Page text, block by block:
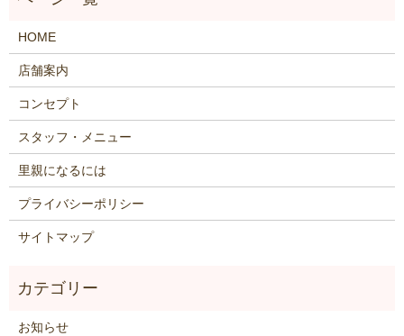
HOME
店舗案内
コンセプト
スタッフ・メニュー
里親になるには
プライバシーポリシー
サイトマップ
お知らせ